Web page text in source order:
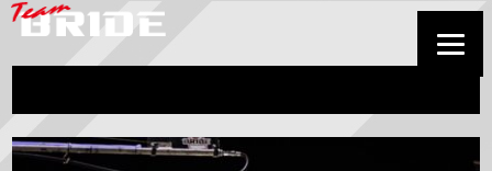
正